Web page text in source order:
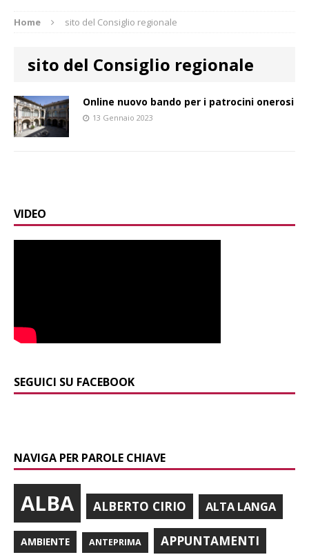
Home sito del Consiglio regionale
sito del Consiglio regionale
Online nuovo bando per i patrocini onerosi
13 Gennaio 2023
VIDEO
SEGUICI SU FACEBOOK
NAVIGA PER PAROLE CHIAVE
ALBA ALBERTO CIRIO ALTA LANGA
AMBIENTE ANTEPRIMA APPUNTAMENTI